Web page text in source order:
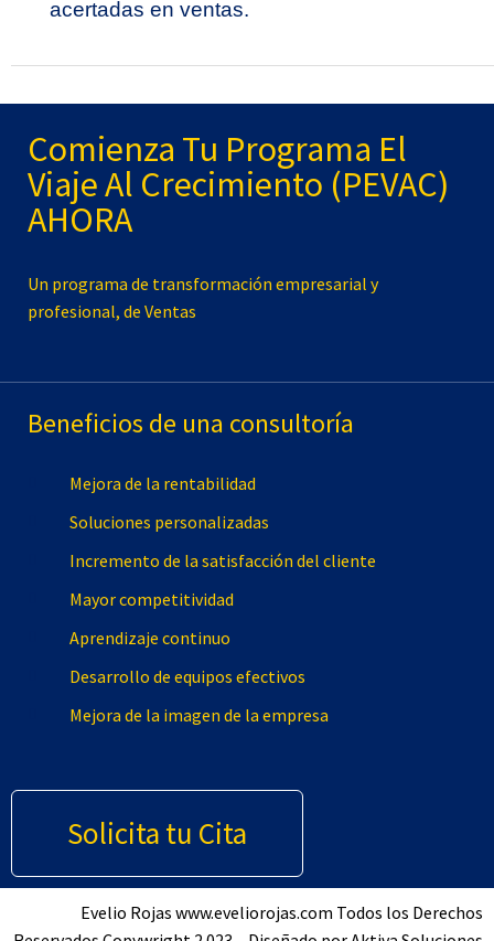
acertadas en ventas.
Comienza Tu Programa El
Viaje Al Crecimiento (PEVAC)
AHORA
Un programa de transformación empresarial y
profesional, de Ventas
Beneficios de una consultoría
Mejora de la rentabilidad
Soluciones personalizadas
Incremento de la satisfacción del cliente
Mayor competitividad
Aprendizaje continuo
Desarrollo de equipos efectivos
Mejora de la imagen de la empresa
Solicita tu Cita
Evelio Rojas www.eveliorojas.com Todos los Derechos